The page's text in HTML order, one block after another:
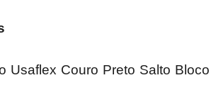
Usaflex Couro Preto Salto Bloco